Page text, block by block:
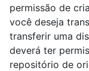
permissão de
você deseja
transferir uma
deverá ter
repositório de